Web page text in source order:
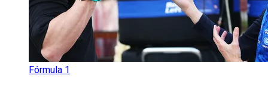
Fórmula 1